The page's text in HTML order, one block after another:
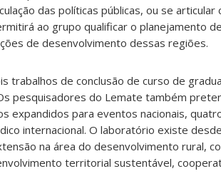
das políticas públicas, ou se articular
ao grupo qualificar o planejamento
de desenvolvimento dessas regiões.
trabalhos de conclusão de curso de
pesquisadores do Lemate também
expandidos para eventos nacionais,
internacional. O laboratório existe
na área do desenvolvimento rural,
territorial sustentável,